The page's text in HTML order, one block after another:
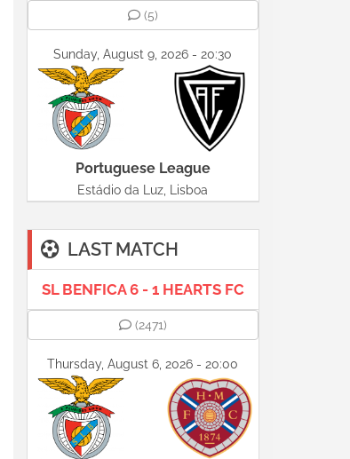
(5)
Sunday, August 9, 2026 - 20:30
Portuguese League
Estádio da Luz, Lisboa
LAST MATCH
SL BENFICA 6 - 1 HEARTS FC
(2471)
Thursday, August 6, 2026 - 20:00